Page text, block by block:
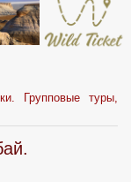
Групповые туры,